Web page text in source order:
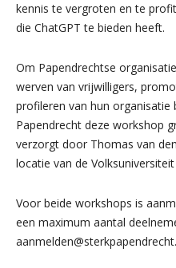
kennis te vergroten en te
die ChatGPT te bieden heeft.
Om Papendrechtse
werven van vrijwilligers,
profileren van hun organisatie
Papendrecht deze workshop
verzorgt door Thomas van
locatie van de
Voor beide workshops is
een maximum aantal